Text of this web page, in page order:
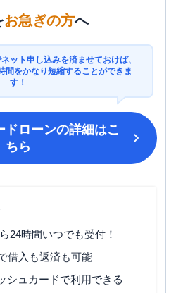
お急ぎの方へ
ット申し込みを済ませておけば、
間をかなり短縮することができま
す！
ドローンの詳細はこ
ちら
24時間いつでも受付！
借入も返済も可能
シュカードで利用できる